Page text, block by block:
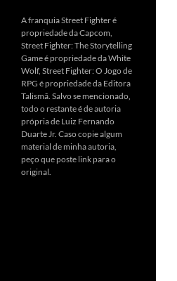
A franquia Street Fighter é
propriedade da Capcom,
Street Fighter: The Storytelling
Game é propriedade da White
Wolf, Street Fighter: O Jogo de
RPG é propriedade da Editora
Talismã. Salvo se mencionado,
todo o restante é de autoria
própria de Luiz Fernando
Duarte Jr. Caso copie algum
material de minha autoria,
peço que poste link para o
original.